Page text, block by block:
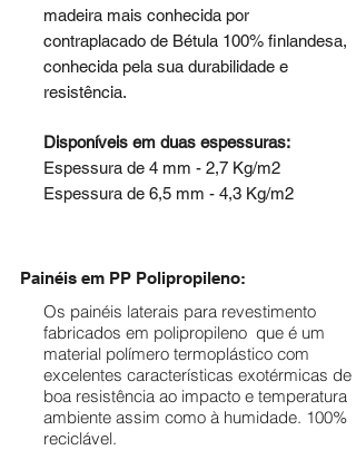
madeira mais conhecida por
contraplacado de Bétula 100% finlandesa,
conhecida pela sua durabilidade e
resistência.
Disponíveis em duas espessuras:
Espessura de 4 mm - 2,7 Kg/m2
Espessura de 6,5 mm - 4,3 Kg/m2
Painéis em PP Polipropileno:
Os painéis laterais para revestimento
fabricados em polipropileno que é um
material polímero termoplástico com
excelentes características exotérmicas de
boa resistência ao impacto e temperatura
ambiente assim como à humidade. 100%
reciclável.